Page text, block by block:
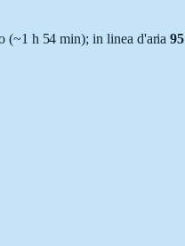
(~1 h 54 min); in linea d'aria95